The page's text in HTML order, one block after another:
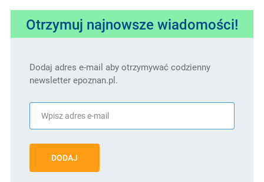
Otrzymuj najnowsze wiadomości!
Dodaj adres e-mail aby otrzymywać codzienny
newsletter epoznan.pl.
DODAJ